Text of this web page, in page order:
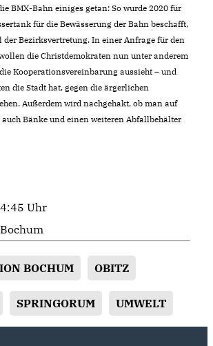
BMX-Bahn einiges getan: So wurde 2020 für
für die Bewässerung der Bahn beschafft,
Bezirksvertretung. In einer Anfrage für den
die Christdemokraten nun unter anderem
Kooperationsvereinbarung aussieht – und
die Stadt hat, gegen die ärgerlichen
Außerdem wird nachgehakt, ob man auf
Bänke und einen weiteren Abfallbehälter
Uhr
BOCHUM OBITZ
SPRINGORUM UMWELT